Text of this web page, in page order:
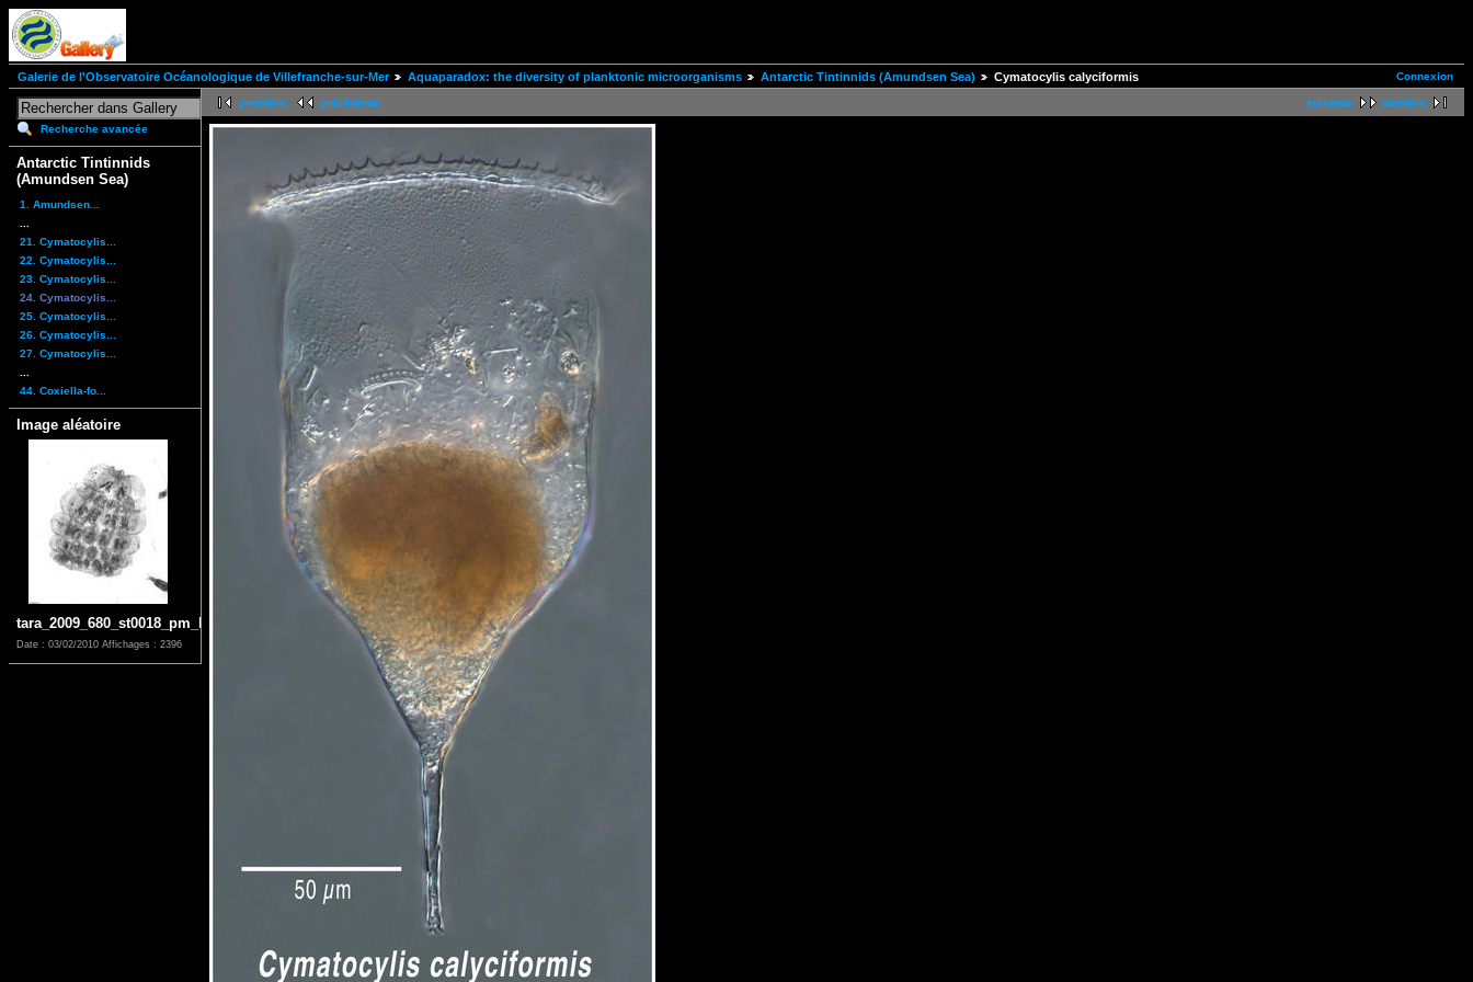
Connexion
Galerie de l'Observatoire Océanologique de Villefranche-sur-Mer Aquaparadox: the diversity of planktonic microorganisms Antarctic Tintinnids (Amundsen Sea) Cymatocylis calyciformis
Recherche avancée
Antarctic Tintinnids
(Amundsen Sea)
1. Amundsen...
21. Cymatocylis...
22. Cymatocylis...
23. Cymatocylis...
24. Cymatocylis...
25. Cymatocylis...
26. Cymatocylis...
27. Cymatocylis...
44. Coxiella-fo...
Image aléatoire
tara_2009_680_st0018_pm_l_1_41
Date : 03/02/2010 Affichages : 2396
suivante dernière
première précédente